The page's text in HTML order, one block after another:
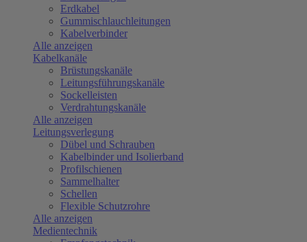
Erdkabel
Gummischlauchleitungen
Kabelverbinder
Alle anzeigen
Kabelkanäle
Brüstungskanäle
Leitungsführungskanäle
Sockelleisten
Verdrahtungskanäle
Alle anzeigen
Leitungsverlegung
Dübel und Schrauben
Kabelbinder und Isolierband
Profilschienen
Sammelhalter
Schellen
Flexible Schutzrohre
Alle anzeigen
Medientechnik